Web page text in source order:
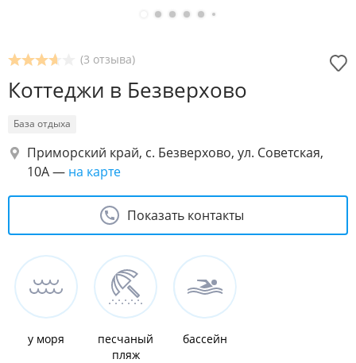
(3 отзыва)
Коттеджи в Безверхово
База отдыха
Приморский край, с. Безверхово, ул. Советская,
10А— на карте
Показать контакты
у моря
песчаный
пляж
бассейн